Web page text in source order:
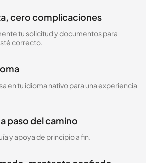
cero complicaciones
tu solicitud y documentos para
correcto.
en tu idioma nativo para una experiencia
paso del camino
y apoya de principio a fin.